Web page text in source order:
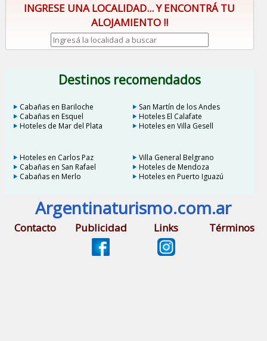
INGRESE UNA LOCALIDAD... Y ENCONTRÁ TU
ALOJAMIENTO !!
Destinos recomendados
Cabañas en Bariloche
San Martín de los Andes
Cabañas en Esquel
Hoteles El Calafate
Hoteles de Mar del Plata
Hoteles en Villa Gesell
Hoteles en Carlos Paz
Villa General Belgrano
Cabañas en San Rafael
Hoteles de Mendoza
Cabañas en Merlo
Hoteles en Puerto Iguazú
Argentinaturismo.com.ar
Contacto Publicidad Links Términos